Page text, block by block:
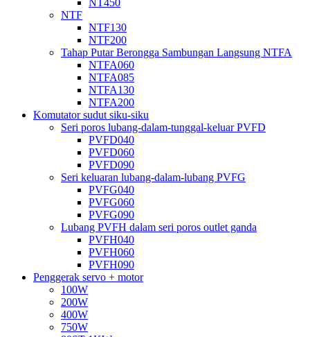
NTF
NTF130
NTF200
Tahap Putar Berongga Sambungan Langsung NTFA
NTFA060
NTFA085
NTFA130
NTFA200
Komutator sudut siku-siku
Seri poros lubang-dalam-tunggal-keluar PVFD
PVFD040
PVFD060
PVFD090
Seri keluaran lubang-dalam-lubang PVFG
PVFG040
PVFG060
PVFG090
Lubang PVFH dalam seri poros outlet ganda
PVFH040
PVFH060
PVFH090
Penggerak servo + motor
100W
200W
400W
750W